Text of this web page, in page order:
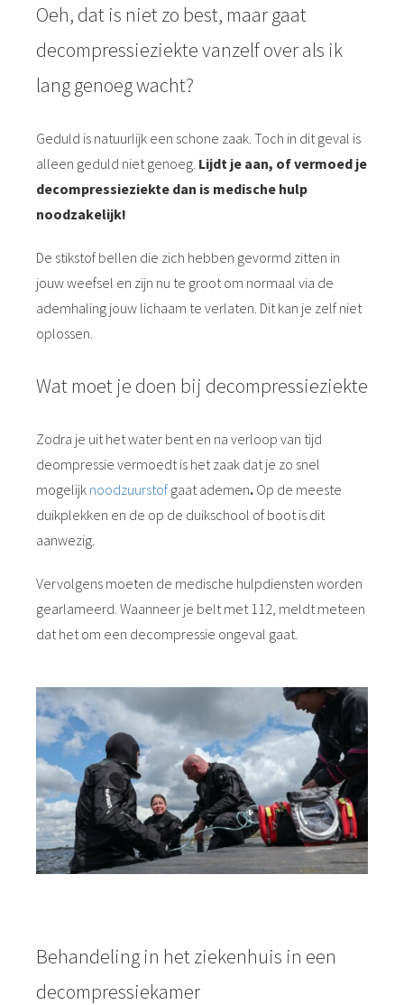
Oeh, dat is niet zo best, maar gaat
decompressieziekte vanzelf over als ik
lang genoeg wacht?
Geduld is natuurlijk een schone zaak. Toch in dit geval is
alleen geduld niet genoeg. Lijdt je aan, of vermoed je
decompressieziekte dan is medische hulp
noodzakelijk!
De stikstof bellen die zich hebben gevormd zitten in
jouw weefsel en zijn nu te groot om normaal via de
ademhaling jouw lichaam te verlaten. Dit kan je zelf niet
oplossen.
Wat moet je doen bij decompressieziekte
Zodra je uit het water bent en na verloop van tijd
deompressie vermoedt is het zaak dat je zo snel
mogelijk noodzuurstof gaat ademen. Op de meeste
duikplekken en de op de duikschool of boot is dit
aanwezig.
Vervolgens moeten de medische hulpdiensten worden
gearlameerd. Waanneer je belt met 112, meldt meteen
dat het om een decompressie ongeval gaat.
Behandeling in het ziekenhuis in een
decompressiekamer